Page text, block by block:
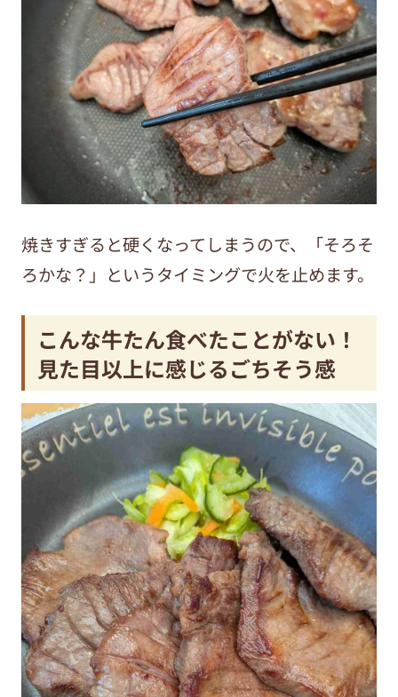
焼きすぎると硬くなってしまうので、「そろそ
ろかな？」というタイミングで火を止めます。
こんな牛たん食べたことがない！
見た目以上に感じるごちそう感